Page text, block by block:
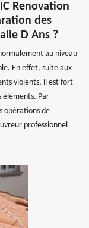
Renovation
des
D Ans ?
au niveau
En effet, suite aux
violents, il est fort
éléments. Par
opérations de
professionnel